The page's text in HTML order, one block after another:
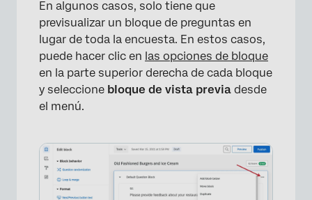
×
En algunos casos, solo tiene que
previsualizar un bloque de preguntas en
lugar de toda la encuesta. En estos casos,
puede hacer clic en las opciones de bloque
en la parte superior derecha de cada bloque
y seleccione bloque de vista previa desde
el menú.